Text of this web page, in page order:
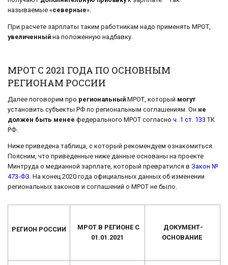
называемые «северные».
При расчете зарплаты таким работникам надо применять МРОТ,
увеличенный на положенную надбавку.
МРОТ С 2021 ГОДА ПО ОСНОВНЫМ
РЕГИОНАМ РОССИИ
Далее поговорим про региональный МРОТ, который могут
установить субъекты РФ по региональным соглашениям. Он не
должен быть менее федерального МРОТ согласно ч. 1 ст. 133 ТК
РФ.
Ниже приведена таблица, с который рекомендуем ознакомиться.
Поясним, что приведенные ниже данные основаны на проекте
Минтруда о медианной зарплате, который превратился в Закон №
473-ФЗ. На конец 2020 года официальных данных об изменении
региональных законов и соглашений о МРОТ не было.
РЕГИОН РОССИИ
МРОТ В РЕГИОНЕ С
01.01.2021
ДОКУМЕНТ-
ОСНОВАНИЕ